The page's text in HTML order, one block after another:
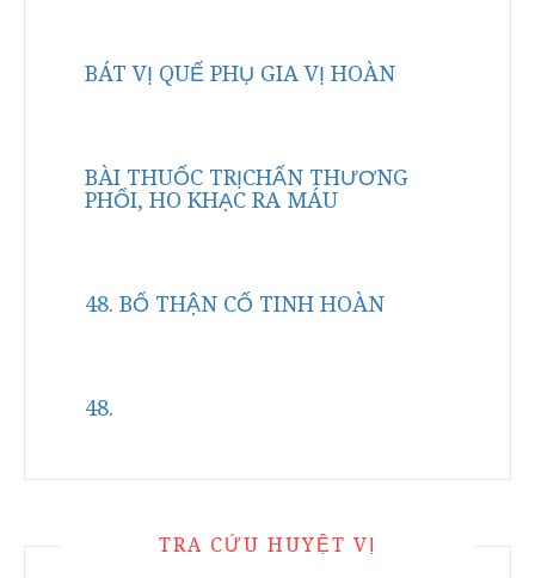
BÁT VỊ QUẾ PHỤ GIA VỊ HOÀN
BÀI THUỐC TRỊCHẤN THƯƠNG
PHỔI, HO KHẠC RA MÁU
48. BỔ THẬN CỐ TINH HOÀN
48.
TRA CỨU HUYỆT VỊ